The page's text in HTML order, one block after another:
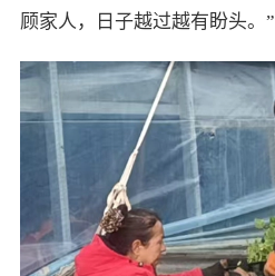
顾家人，日子越过越有盼头。”